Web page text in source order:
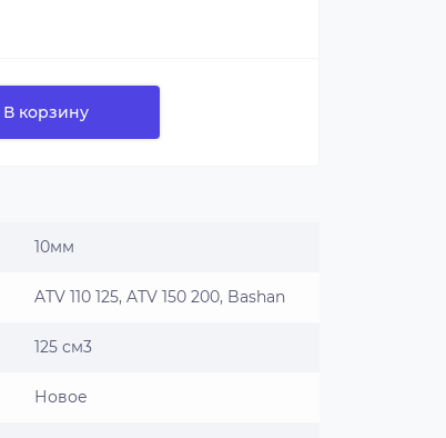
В корзину
10мм
ATV 110 125, ATV 150 200, Bashan
125 см3
Новое